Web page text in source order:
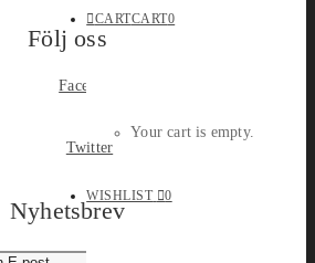
CARTCART0
Your cart is empty.
WISHLIST 0
Följ oss
Facebook
Twitter
Nyhetsbrev